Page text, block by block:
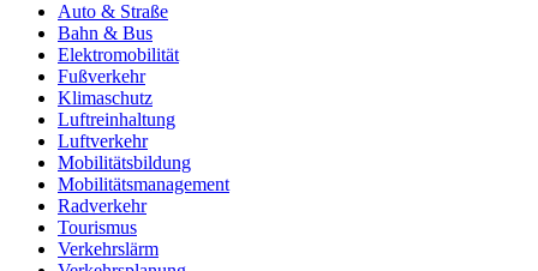
Auto & Straße
Bahn & Bus
Elektromobilität
Fußverkehr
Klimaschutz
Luftreinhaltung
Luftverkehr
Mobilitätsbildung
Mobilitätsmanagement
Radverkehr
Tourismus
Verkehrslärm